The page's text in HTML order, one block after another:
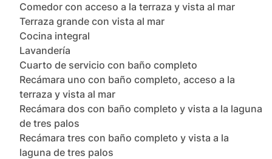
Comedor con acceso a la terraza y vista al mar
Terraza grande con vista al mar
Cocina integral
Lavandería
Cuarto de servicio con baño completo
Recámara uno con baño completo, acceso a la
terraza y vista al mar
Recámara dos con baño completo y vista a la laguna
de tres palos
Recámara tres con baño completo y vista a la
laguna de tres palos